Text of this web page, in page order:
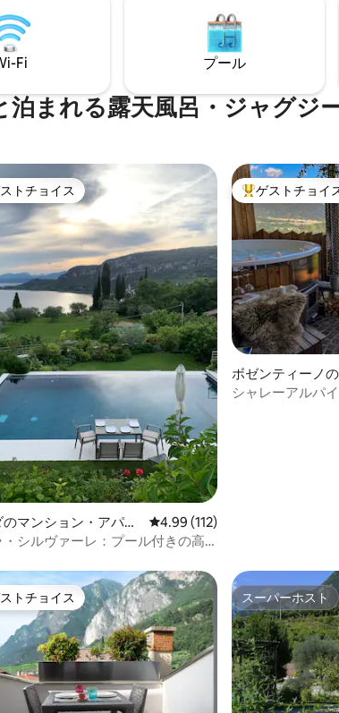
スタオル、インフィニティプール
限定）とWi-Fiのユーティリティア
は料金に含まれています。
リクエストに応
付き駐車場が利
然、絵葉書のよう
Fi プール
泊まれる露天風呂・ジャグジ
中4.96つ星の平均評価
のゲストチョイスです。
トチョイス
のマンション・アパー
レビュー112件、5つ星中4.99つ
4.99 (112)
・シルヴァーレ：プール付きの高
大好評のゲスト
ゲストチョイ
ボゼンティーノ
シャレーアルパ
のゲストチョイスです。
トチョイス スーパーホスト
スーパーホスト